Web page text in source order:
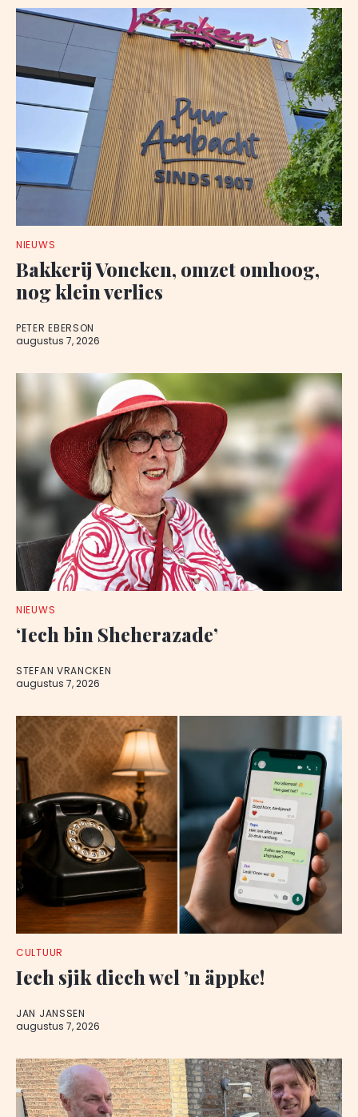
NIEUWS
Bakkerij Voncken, omzet omhoog,
nog klein verlies
PETER EBERSON
augustus 7, 2026
NIEUWS
‘Iech bin Sheherazade’
STEFAN VRANCKEN
augustus 7, 2026
CULTUUR
Iech sjik diech wel ’n äppke!
JAN JANSSEN
augustus 7, 2026